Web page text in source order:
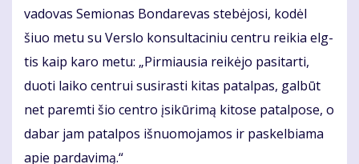
va­do­vas Se­mio­nas Bon­da­re­vas ste­bė­jo­si, ko­dėl
šiuo me­tu su Ver­slo kon­sul­ta­ci­niu cen­tru rei­kia elg­
tis kaip ka­ro me­tu: „Pir­miau­sia rei­kė­jo pa­si­tar­ti,
duo­ti lai­ko cen­trui su­si­ras­ti ki­tas pa­tal­pas, gal­būt
net pa­rem­ti šio cen­tro įsi­kū­ri­mą ki­to­se pa­tal­po­se, o
da­bar jam pa­tal­pos iš­nuo­mo­ja­mos ir pa­skel­bia­ma
apie par­da­vi­mą.“